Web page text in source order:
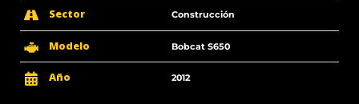
Sector Construcción
Modelo Bobcat S650
Año 2012